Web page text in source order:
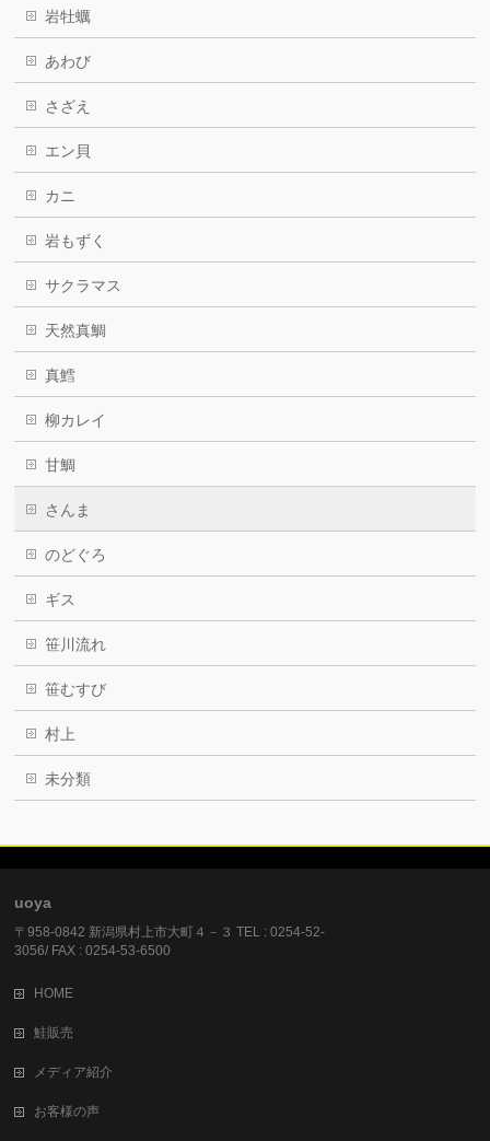
岩牡蠣
あわび
さざえ
エン貝
カニ
岩もずく
サクラマス
天然真鯛
真鱈
柳カレイ
甘鯛
さんま
のどぐろ
ギス
笹川流れ
笹むすび
村上
未分類
uoya
〒958-0842 新潟県村上市大町４－３ TEL : 0254-52-
3056/ FAX : 0254-53-6500
HOME
鮭販売
メディア紹介
お客様の声